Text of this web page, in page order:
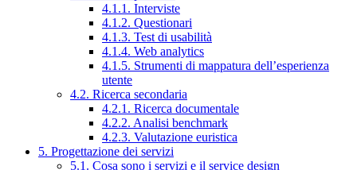
4.1.1. Interviste
4.1.2. Questionari
4.1.3. Test di usabilità
4.1.4. Web analytics
4.1.5. Strumenti di mappatura dell’esperienza
utente
4.2. Ricerca secondaria
4.2.1. Ricerca documentale
4.2.2. Analisi benchmark
4.2.3. Valutazione euristica
5. Progettazione dei servizi
5.1. Cosa sono i servizi e il service design